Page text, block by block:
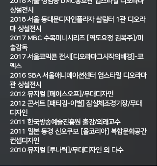
상설전시
2018 서울 동대문디자인플라자 살림터 1관 디오라
마 상설전시
2017 MBC 수목미니시리즈 [역도요정 김복주]/미
술감독
2017 서울코믹콘 전시[디오라마그시작의배경]-코
엑스
2016 SBA 서울애니메이션센터 엽스타일 디오라마
관 상설전시
2012 뮤지컬 [페이스오프]/무대디자인
2012 콘서트 [패티김-이별] 잠실체조경기장/무대
디자인
2011 한국방송예술진흥원 출강/외래교수
2011 일본 동경 신오쿠보 [올코리아] 복합문화공간
컨셉디자인
2010 뮤지컬 [루나틱]/무대디자인 외 다수